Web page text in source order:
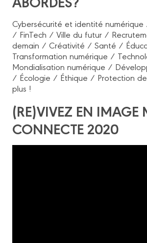
Cybersécurité et identité
/ FinTech / Ville du futur /
demain / Créativité / Santé /
Transformation numérique /
Mondialisation numérique /
/ Écologie / Éthique / Protection
plus !
(RE)VIVEZ EN IMAGE
CONNECTE 2020